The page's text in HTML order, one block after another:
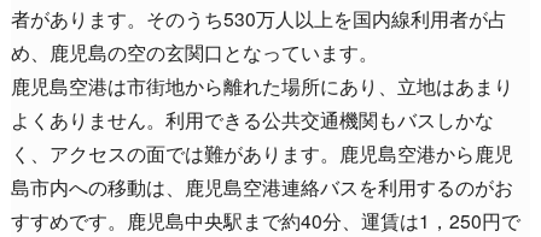
者があります。そのうち530万人以上を国内線利用者が占
め、鹿児島の空の玄関口となっています。
鹿児島空港は市街地から離れた場所にあり、立地はあまり
よくありません。利用できる公共交通機関もバスしかな
く、アクセスの面では難があります。鹿児島空港から鹿児
島市内への移動は、鹿児島空港連絡バスを利用するのがお
すすめです。鹿児島中央駅まで約40分、運賃は1，250円で